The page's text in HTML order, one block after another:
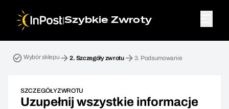
|Szybkie Zwroty
Wybór sklepu 2. Szczegóły zwrotu 3. Podsumowanie
SZCZEGÓŁY ZWROTU
Uzupełnij wszystkie informacje